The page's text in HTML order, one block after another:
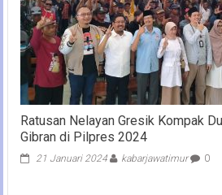
Ratusan Nelayan Gresik Kompak
Gibran di Pilpres 2024
21 Januari 2024 kabarjawatimur 0